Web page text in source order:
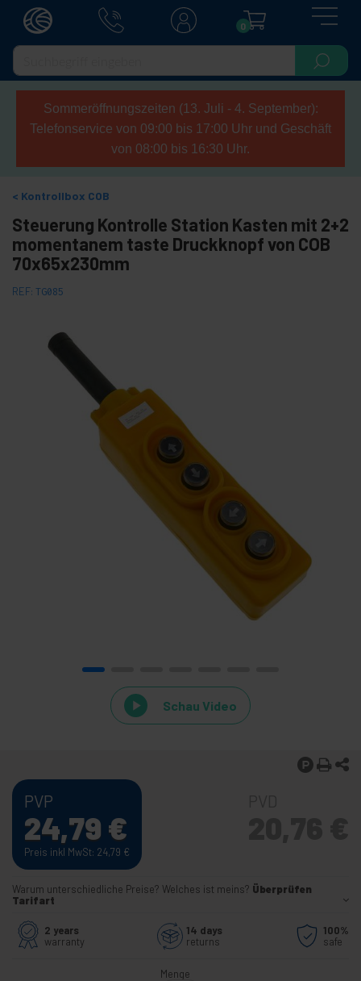
0
Sommeröffnungszeiten (13. Juli - 4. September):
Telefonservice von 09:00 bis 17:00 Uhr und Geschäft
von 08:00 bis 16:30 Uhr.
Kontrollbox COB
Steuerung Kontrolle Station Kasten mit 2+2
momentanem taste Druckknopf von COB
70x65x230mm
REF: TG085
Schau Video
PVP
24,79 €
Preis inkl MwSt: 24,79 €
Warum unterschiedliche Preise? Welches ist meins? Überprüfen
Tarifart
2 years
warranty
14 days
returns
100%
safe
Menge